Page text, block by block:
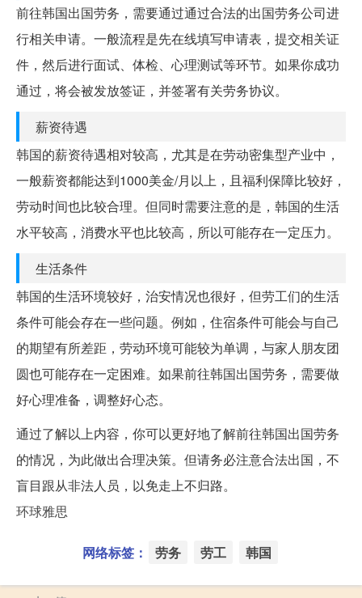
前往韩国出国劳务，需要通过通过合法的出国劳务公司进
行相关申请。一般流程是先在线填写申请表，提交相关证
件，然后进行面试、体检、心理测试等环节。如果你成功
通过，将会被发放签证，并签署有关劳务协议。
薪资待遇
韩国的薪资待遇相对较高，尤其是在劳动密集型产业中，
一般薪资都能达到1000美金/月以上，且福利保障比较好，
劳动时间也比较合理。但同时需要注意的是，韩国的生活
水平较高，消费水平也比较高，所以可能存在一定压力。
生活条件
韩国的生活环境较好，治安情况也很好，但劳工们的生活
条件可能会存在一些问题。例如，住宿条件可能会与自己
的期望有所差距，劳动环境可能较为单调，与家人朋友团
圆也可能存在一定困难。如果前往韩国出国劳务，需要做
好心理准备，调整好心态。
通过了解以上内容，你可以更好地了解前往韩国出国劳务
的情况，为此做出合理决策。但请务必注意合法出国，不
盲目跟从非法人员，以免走上不归路。
环球雅思
网络标签： 劳务 劳工 韩国